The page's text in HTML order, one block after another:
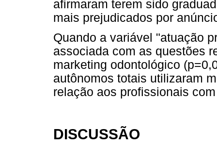
afirmaram terem sido
mais prejudicados por
Quando a variável "atuação
associada com as questões
marketing odontológico
autônomos totais utilizaram
relação aos profissionais
DISCUSSÃO